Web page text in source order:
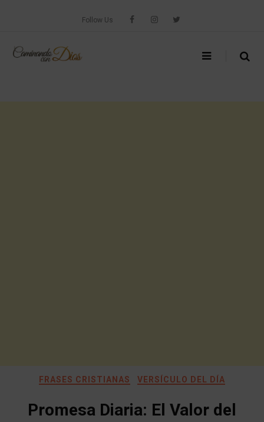
Follow Us
FRASES CRISTIANAS VERSÍCULO DEL DÍA
Promesa Diaria: El Valor del